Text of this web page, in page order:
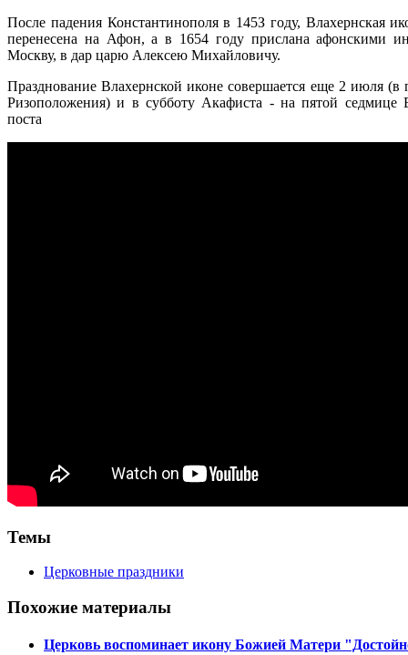
После падения Константинополя в 145З году, Влахернская
перенесена на Афон, а в 1654 году прислана афонскими
Москву, в дар царю Алексею Михайловичу.
Празднование Влахернской иконе совершается еще 2 июля (в
Ризоположения) и в субботу Акафиста - на пятой седмице
поста
Темы
Церковные праздники
Похожие материалы
Церковь воспоминает икону Божией Матери